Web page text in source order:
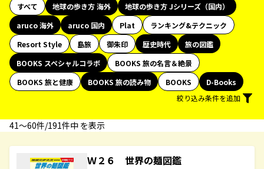
すべて 地球の歩き方 海外
地球の歩き方 Jシリーズ（国内）
aruco 海外
aruco 国内 Plat
ランキング&テクニック
Resort Style
島旅 御朱印 歴史時代
旅の図鑑
BOOKS スペシャルコラボ
BOOKS 旅の名言＆絶景
BOOKS 旅と健康
BOOKS 旅の読み物 BOOKS
D-Books
絞り込み条件を追加
41〜60件/191件中 を表示
Ｗ２６ 世界の麺図鑑